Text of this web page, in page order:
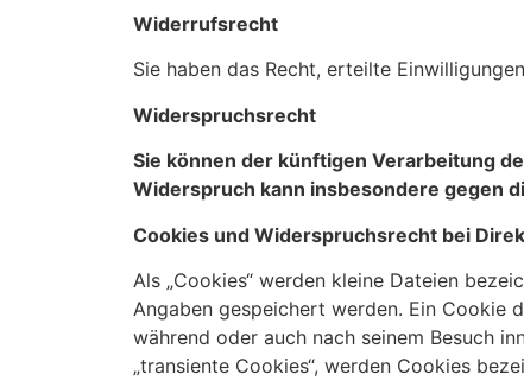
Widerrufsrecht
Sie haben das Recht, erteilte
Widerspruchsrecht
Sie können der künftigen Verarbeitung
Widerspruch kann insbesondere gegen
Cookies und Widerspruchsrecht bei
Als „Cookies“ werden kleine Dateien
Angaben gespeichert werden. Ein Cookie
während oder auch nach seinem Besuch
„transiente Cookies“, werden Cookies